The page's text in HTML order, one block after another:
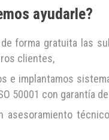
ayudarle?
forma gratuita las
clientes,
e implantamos
50001 con garantía
asesoramiento